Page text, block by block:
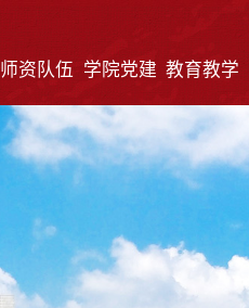
师资队伍 学院党建 教育教学